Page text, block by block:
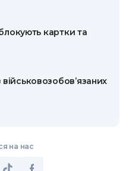
картки та
на нас